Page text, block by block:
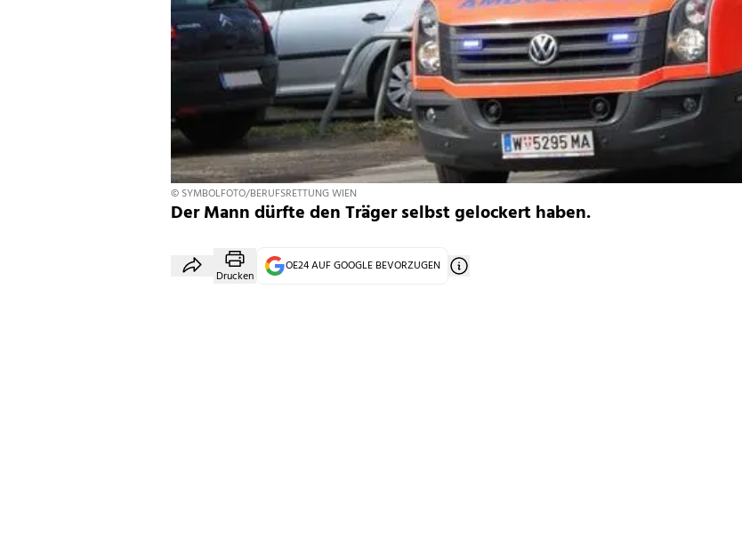
© SYMBOLFOTO/BERUFSRETTUNG WIEN
Der Mann dürfte den Träger selbst gelockert haben.
Drucken
OE24 AUF GOOGLE BEVORZUGEN